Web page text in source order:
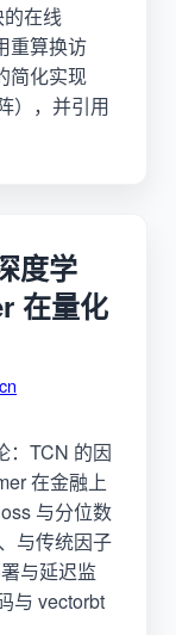
在线
重算换访
简化实现
），并引用
度学
在量化
：TCN 的因
在金融上
与分位数
与传统因子
与延迟监
与 vectorbt